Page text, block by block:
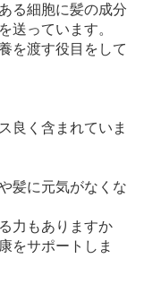
る細胞に髪の成分
送っています。
を渡す役目をして
良く含まれていま
髪に元気がなくな
力もありますか
をサポートしま